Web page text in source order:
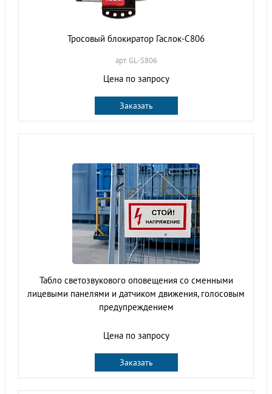
Тросовый блокиратор Гаслок-С806
арт. GL-S806
Цена по запросу
Заказать
Табло светозвукового оповещения со сменными
лицевыми панелями и датчиком движения, голосовым
предупреждением
Цена по запросу
Заказать